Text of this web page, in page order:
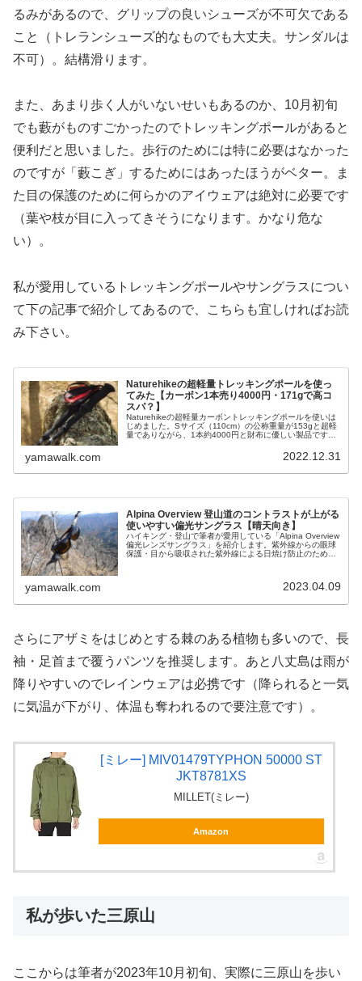
るみがあるので、グリップの良いシューズが不可欠である
こと（トレランシューズ的なものでも大丈夫。サンダルは
不可）。結構滑ります。
また、あまり歩く人がいないせいもあるのか、10月初旬
でも藪がものすごかったのでトレッキングポールがあると
便利だと思いました。歩行のためには特に必要はなかった
のですが「藪こぎ」するためにはあったほうがベター。ま
た目の保護のために何らかのアイウェアは絶対に必要です
（葉や枝が目に入ってきそうになります。かなり危な
い）。
私が愛用しているトレッキングポールやサングラスについ
て下の記事で紹介してあるので、こちらも宜しければお読
み下さい。
Naturehikeの超軽量トレッキングポールを使っ
てみた【カーボン1本売り4000円・171gで高コ
スパ？】
Naturehikeの超軽量カーボントレッキングポールを使いは
じめました。Sサイズ（110cm）の公称重量が153gと超軽
量でありながら、1本約4000円と財布に優しい製品です。
yamawalk.com 2022.12.31
Alpina Overview 登山道のコントラストが上がる
使いやすい偏光サングラス【晴天向き】
ハイキング・登山で筆者が愛用している「Alpina Overview
偏光レンズサングラス」を紹介します。紫外線からの眼球
保護・目から吸収された紫外線による日焼け防止のためで
yamawalk.com 2023.04.09
さらにアザミをはじめとする棘のある植物も多いので、長
袖・足首まで覆うパンツを推奨します。あと八丈島は雨が
降りやすいのでレインウェアは必携です（降られると一気
に気温が下がり、体温も奪われるので要注意です）。
[ミレー] MIV01479TYPHON 50000 ST
JKT8781XS
MILLET(ミレー)
Amazon
私が歩いた三原山
ここからは筆者が2023年10月初旬、実際に三原山を歩い